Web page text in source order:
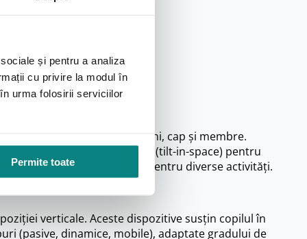
și pentru a analiza
cu privire la modul în
urma folosirii serviciilor
Permite toate
incluzând:
pentru pelvis, trunchi, cap și membre.
de înclinare sau basculare (tilt-in-space) pentru
și măsuțe adaptate pentru diverse activități.
verticale. Aceste dispozitive susțin copilul în
(pasive, dinamice, mobile), adaptate gradului de